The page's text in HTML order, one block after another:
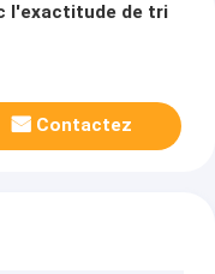
l'exactitude de tri
Contactez